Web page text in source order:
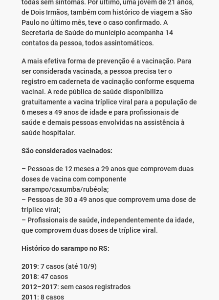
todas sem sintomas. Por último, uma jovem de 21 anos,
de Dois Irmãos, também com histórico de viagem a São
Paulo no último mês, teve o caso confirmado. A
Secretaria de Saúde do município acompanha 14
contatos da pessoa, todos assintomáticos.
A mais efetiva forma de prevenção é a vacinação. Para
ser considerada vacinada, a pessoa precisa ter o
registro em caderneta de vacinação conforme esquema
vacinal. A rede pública de saúde disponibiliza
gratuitamente a vacina tríplice viral para a população de
6 meses a 49 anos de idade e para profissionais de
saúde e demais pessoas envolvidas na assistência à
saúde hospitalar.
São considerados vacinados:
– Pessoas de 12 meses a 29 anos que comprovem duas
doses de vacina com componente
sarampo/caxumba/rubéola;
– Pessoas de 30 a 49 anos que comprovem uma dose de
tríplice viral;
– Profissionais de saúde, independentemente da idade,
que comprovem duas doses de tríplice viral.
Histórico do sarampo no RS:
2019: 7 casos (até 10/9)
2018: 47 casos
2012–2017: sem casos registrados
2011: 8 casos